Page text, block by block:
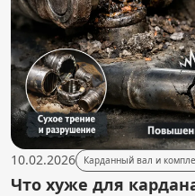
10.02.2026 Карданный вал и
Что хуже для